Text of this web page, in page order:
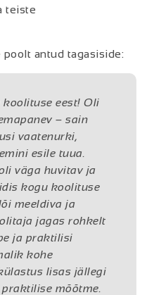
teiste
antud tagasiside:
koolituse eest! Oli
– sain
vaatenurki,
esile tuua.
väga huvitav ja
kogu koolituse
meeldiva ja
jagas rohkelt
ja praktilisi
kohe
lisas jällegi
mõõtme.